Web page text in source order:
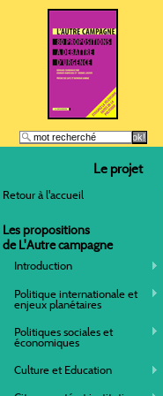
Le projet
Retour à l'accueil
Les propositions
de L'Autre campagne
Introduction
Politique internationale et
enjeux planétaires
Politiques sociales et
économiques
Culture et Education